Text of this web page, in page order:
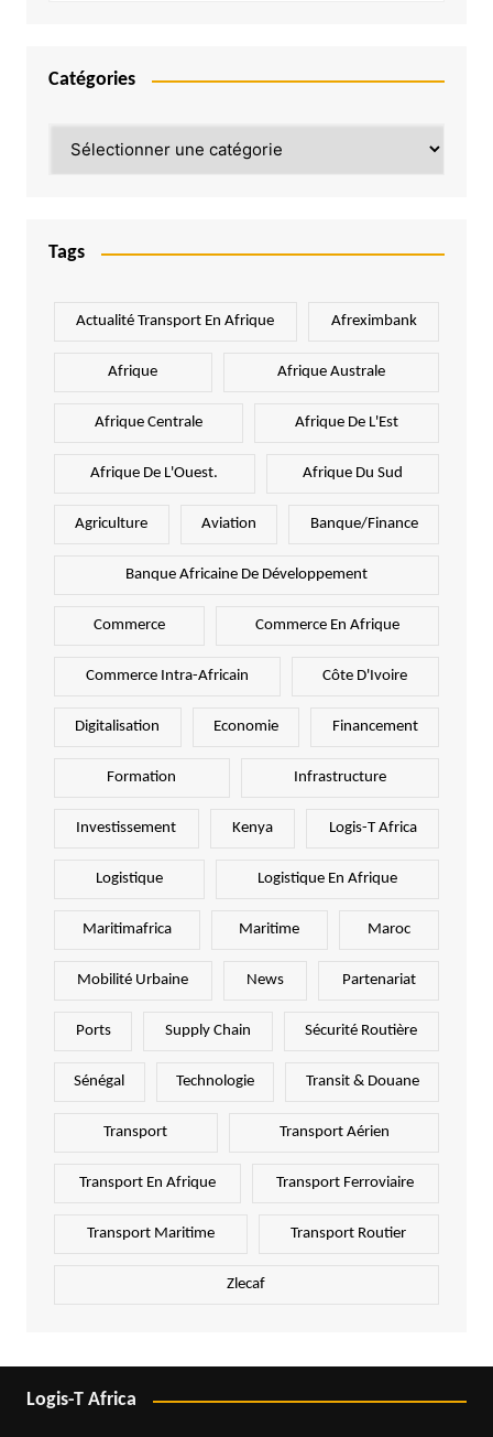
Catégories
Tags
Actualité Transport En Afrique Afreximbank
Afrique Afrique Australe
Afrique Centrale Afrique De L'Est
Afrique De L'Ouest. Afrique Du Sud
Agriculture Aviation Banque/Finance
Banque Africaine De Développement
Commerce Commerce En Afrique
Commerce Intra-Africain Côte D'Ivoire
Digitalisation Economie Financement
Formation Infrastructure
Investissement Kenya Logis-T Africa
Logistique Logistique En Afrique
Maritimafrica Maritime Maroc
Mobilité Urbaine News Partenariat
Ports Supply Chain Sécurité Routière
Sénégal Technologie Transit & Douane
Transport Transport Aérien
Transport En Afrique Transport Ferroviaire
Transport Maritime Transport Routier
Zlecaf
Logis-T Africa